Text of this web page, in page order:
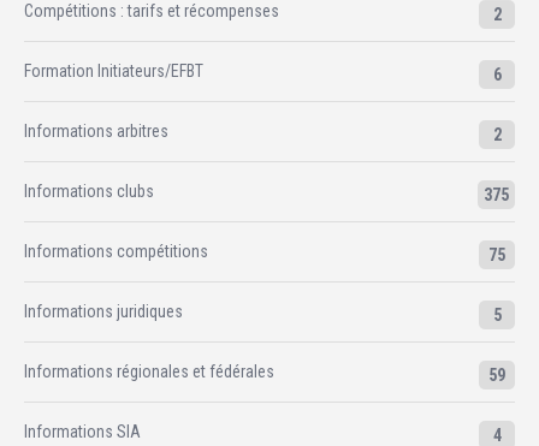
Compétitions : tarifs et récompenses 2
Formation Initiateurs/EFBT 6
Informations arbitres 2
Informations clubs 375
Informations compétitions 75
Informations juridiques 5
Informations régionales et fédérales 59
Informations SIA 4